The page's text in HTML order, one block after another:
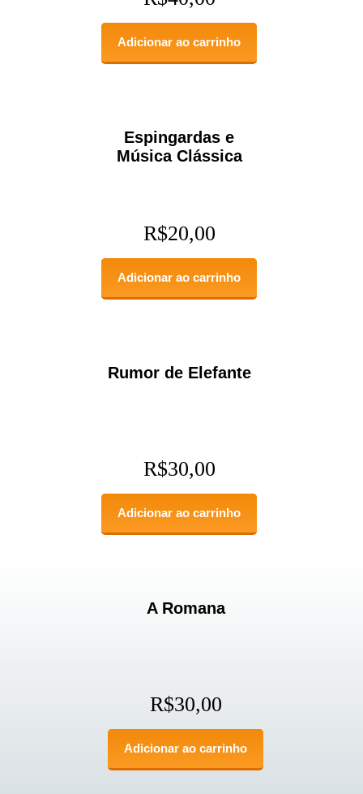
Adicionar ao carrinho
Espingardas e
Música Clássica
R$20,00
Adicionar ao carrinho
Rumor de Elefante
R$30,00
Adicionar ao carrinho
A Romana
R$30,00
Adicionar ao carrinho